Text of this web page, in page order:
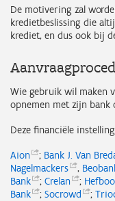
De motivering zal
kredietbeslissing die
krediet, en dus ook bij
Wie gebruik wil maken
opnemen met zijn bank
Deze financiële
Aion ; Bank J. Van
Nagelmackers
,
Bank
; Crelan ;
Bank
; Socrowd ;